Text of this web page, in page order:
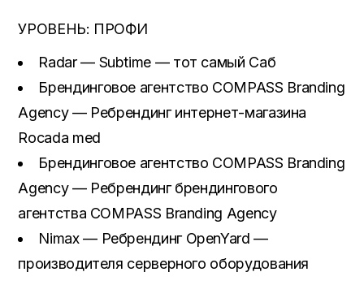
УРОВЕНЬ: ПРОФИ
Radar — Subtime — тот самый Саб
Брендинговое агентство COMPASS Branding
Agency — Ребрендинг интернет-магазина
Rocada med
Брендинговое агентство COMPASS Branding
Agency — Ребрендинг брендингового
агентства COMPASS Branding Agency
Nimax — Ребрендинг OpenYard —
производителя серверного оборудования